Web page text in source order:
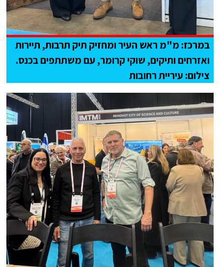
במרכז: מ"מ ראש העיר ומחזיק תיק תרבות, תיירות
ואזרחים ותיקים, שוקי קרומר, עם משתתפים בכנס.
צילום: עיריית רחובות